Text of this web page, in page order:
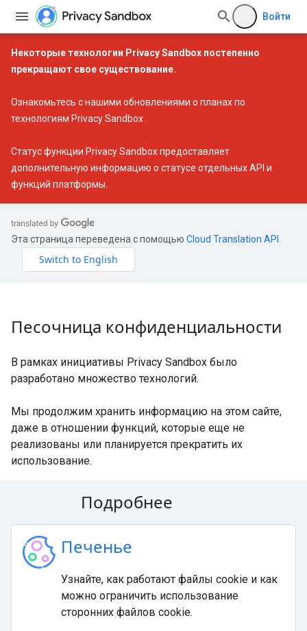
Войти
Некоторые технологии Privacy Sandbox постепенно
прекращают свое существование.
Ознакомьтесь с нашими обновлениями о планах по
технологиям Privacy Sandbox
Статус функции Privacy Sandboxпредоставляет
дополнительную информацию о статусе отдельных API и
функций платформы.
Эта страница переведена с помощью Cloud Translation API
Песочница конфиденциальности
В рамках инициативы Privacy Sandbox было
разработано множество технологий.
Мы продолжим хранить информацию на этом сайте,
даже в отношении функций, которые еще не
реализованы или планируется прекратить их
использование.
Подробнее
Печенье
Узнайте, как работают файлы cookie и как
можно ограничить использование
сторонних файлов cookie.